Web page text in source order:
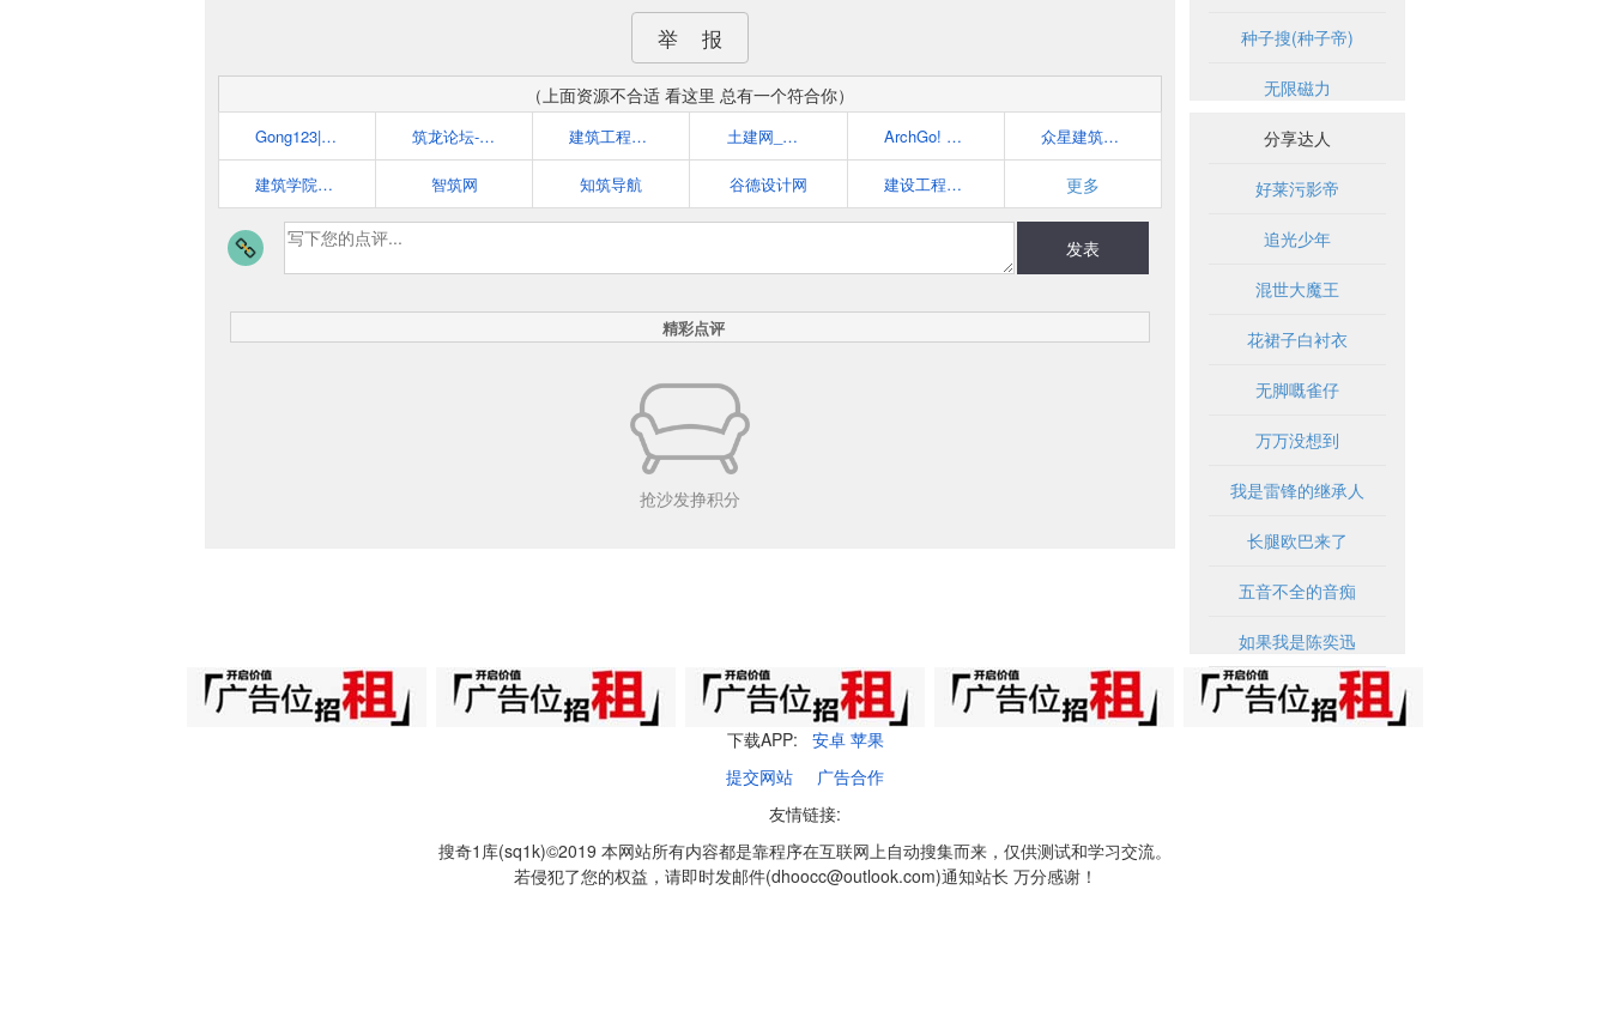
举 报
（上面资源不合适 看这里 总有一个符合你）
Gong123|建筑工程资料库|工程师必备网站 - www.gong123.com 筑龙论坛-全球建筑人工程人网上交流互动社区 建筑工程网 | 工程师,建筑,工程,设计资源下载 土建网_土建工程师的家园 ArchGo! 世界优秀建筑到您的桌面 众星建筑资源 - 拥有数万册建筑书籍，超全的建筑资源平台！
建筑学院archcollege——为建筑师而打造的高品质平台 智筑网 知筑导航 谷德设计网 建设工程教育网 更多
发表
精彩点评
抢沙发挣积分
种子搜(种子帝)
无限磁力
分享达人
好莱污影帝
追光少年
混世大魔王
花裙子白衬衣
无脚嘅雀仔
万万没想到
我是雷锋的继承人
长腿欧巴来了
五音不全的音痴
如果我是陈奕迅
下载APP: 安卓 苹果
提交网站
广告合作
友情链接:
搜奇1库(sq1k)©2019 本网站所有内容都是靠程序在互联网上自动搜集而来，仅供测试和学习交流。
若侵犯了您的权益，请即时发邮件(dhoocc@outlook.com)通知站长 万分感谢！